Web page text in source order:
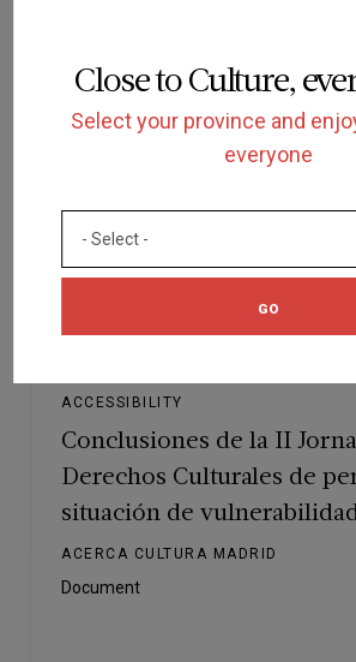
ACCESSIBILITY
Conclusiones de la II
Derechos Culturales de
situación de
ACERCA CULTURA MADRID
Document
Close to Culture,
Select your province and
everyone
GO